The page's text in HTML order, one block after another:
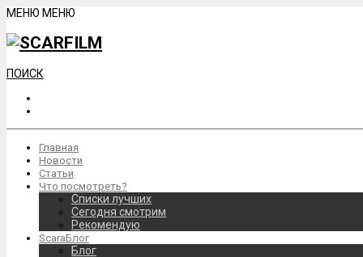
МЕНЮ МЕНЮ
ПОИСК
Главная
Новости
Статьи
Что посмотреть?
Списки лучших
Сегодня смотрим
Рекомендую
ScaraБлог
Блог